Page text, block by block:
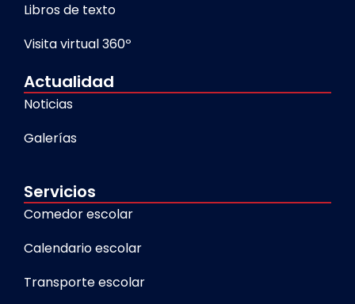
Libros de texto
Visita virtual 360º
Actualidad
Noticias
Galerías
Servicios
Comedor escolar
Calendario escolar
Transporte escolar